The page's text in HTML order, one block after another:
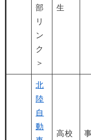
部
リ
ン
ク
＞
生
北
陸
自
動
高校